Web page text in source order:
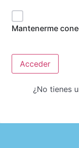
Mantenerme
Acceder
¿No tienes